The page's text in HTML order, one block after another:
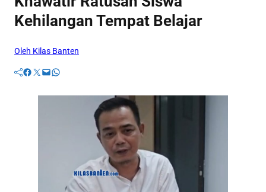
Kehilangan Tempat Belajar
Oleh Kilas Banten
Facebook Twitter Mail WhatsApp